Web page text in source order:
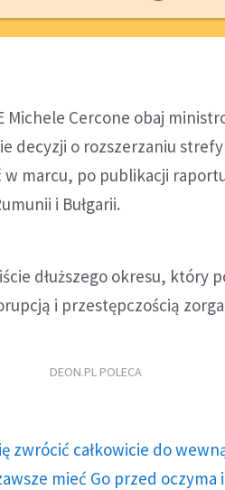
Michele Cercone obaj
decyzji o rozszerzaniu strefy
w marcu, po publikacji
i Bułgarii.
dłuższego okresu, który
i przestępczością
DEON.PL POLECA
zwrócić całkowicie do
mieć Go przed